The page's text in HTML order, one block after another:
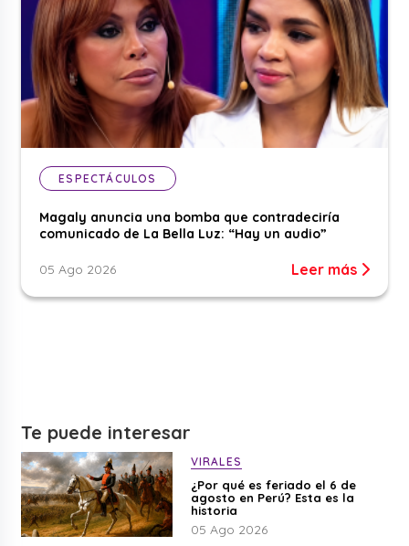
ESPECTÁCULOS
Magaly anuncia una bomba que contradeciría
comunicado de La Bella Luz: “Hay un audio”
05 Ago 2026 Leer más
Te puede interesar
VIRALES
¿Por qué es feriado el 6 de
agosto en Perú? Esta es la
historia
05 Ago 2026